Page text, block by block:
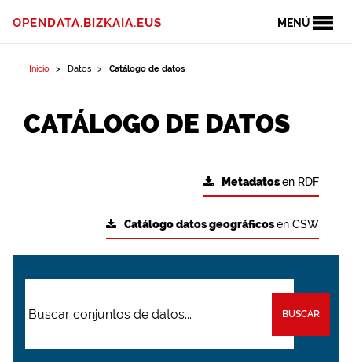
MENÚ
OPENDATA.BIZKAIA.EUS
Inicio Datos Catálogo de datos
CATÁLOGO DE DATOS
Metadatosen RDF
Catálogo datos geográficosen CSW
BUSCAR